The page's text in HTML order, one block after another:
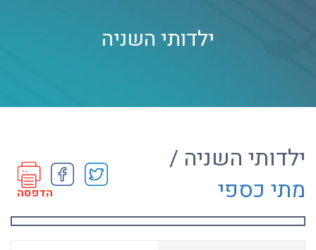
ילדותי השניה
ילדותי השניה /
מתי כספי
הדפסה